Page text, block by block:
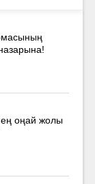
оңай жолы